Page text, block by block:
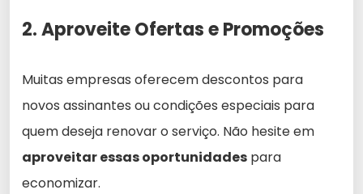
2. Aproveite Ofertas e Promoções
Muitas empresas oferecem descontos para
novos assinantes ou condições especiais para
quem deseja renovar o serviço. Não hesite em
aproveitar essas oportunidades para
economizar.